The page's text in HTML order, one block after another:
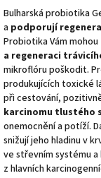
Bulharská probiotika
a podporují
Probiotika Vám mohou
a regeneraci
mikroflóru poškodit.
produkujících toxické
při cestování,
karcinomu tlustého
onemocnění a potíží.
snižují jeho hladinu v
ve střevním systému
z hlavních